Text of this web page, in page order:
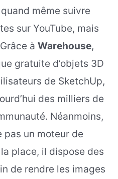
même suivre
sur YouTube, mais
à Warehouse,
gratuite d’objets 3D
de SketchUp,
des milliers de
Néanmoins,
pas un moteur de
place, il dispose des
de rendre les images